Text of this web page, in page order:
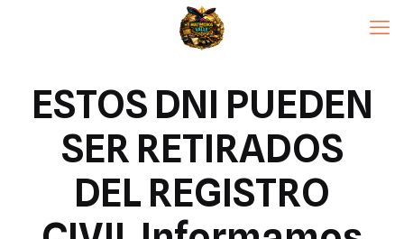
ESTOS DNI PUEDEN
SER RETIRADOS
DEL REGISTRO